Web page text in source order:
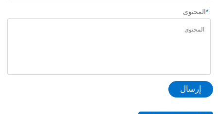
*المحتوى
إرسال